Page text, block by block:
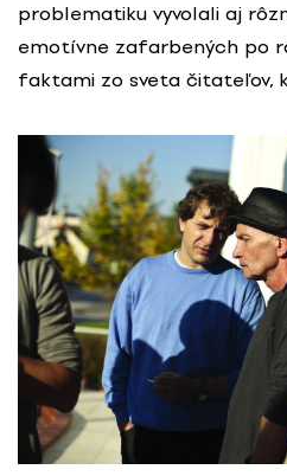
problematiku vyvolali aj
emotívne zafarbených po
faktami zo sveta čitateľov,